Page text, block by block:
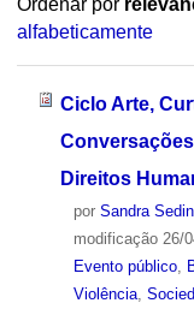
Ordenar por
alfabeticamente
Ciclo Arte,
Direitos
por Sandra
modificação26/
Evento público,
Violência,